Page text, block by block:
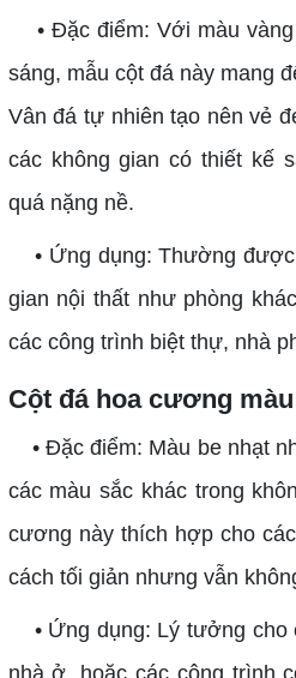
• Đặc điểm: Với màu
sáng, mẫu cột đá này mang
Vân đá tự nhiên tạo nên vẻ
các không gian có thiết kế
quá nặng nề.
• Ứng dụng: Thường được
gian nội thất như phòng
các công trình biệt thự, nhà
Cột đá hoa cương
• Đặc điểm: Màu be nhạt
các màu sắc khác trong
cương này thích hợp cho
cách tối giản nhưng vẫn
• Ứng dụng: Lý tưởng cho
nhà ở, hoặc các công trình